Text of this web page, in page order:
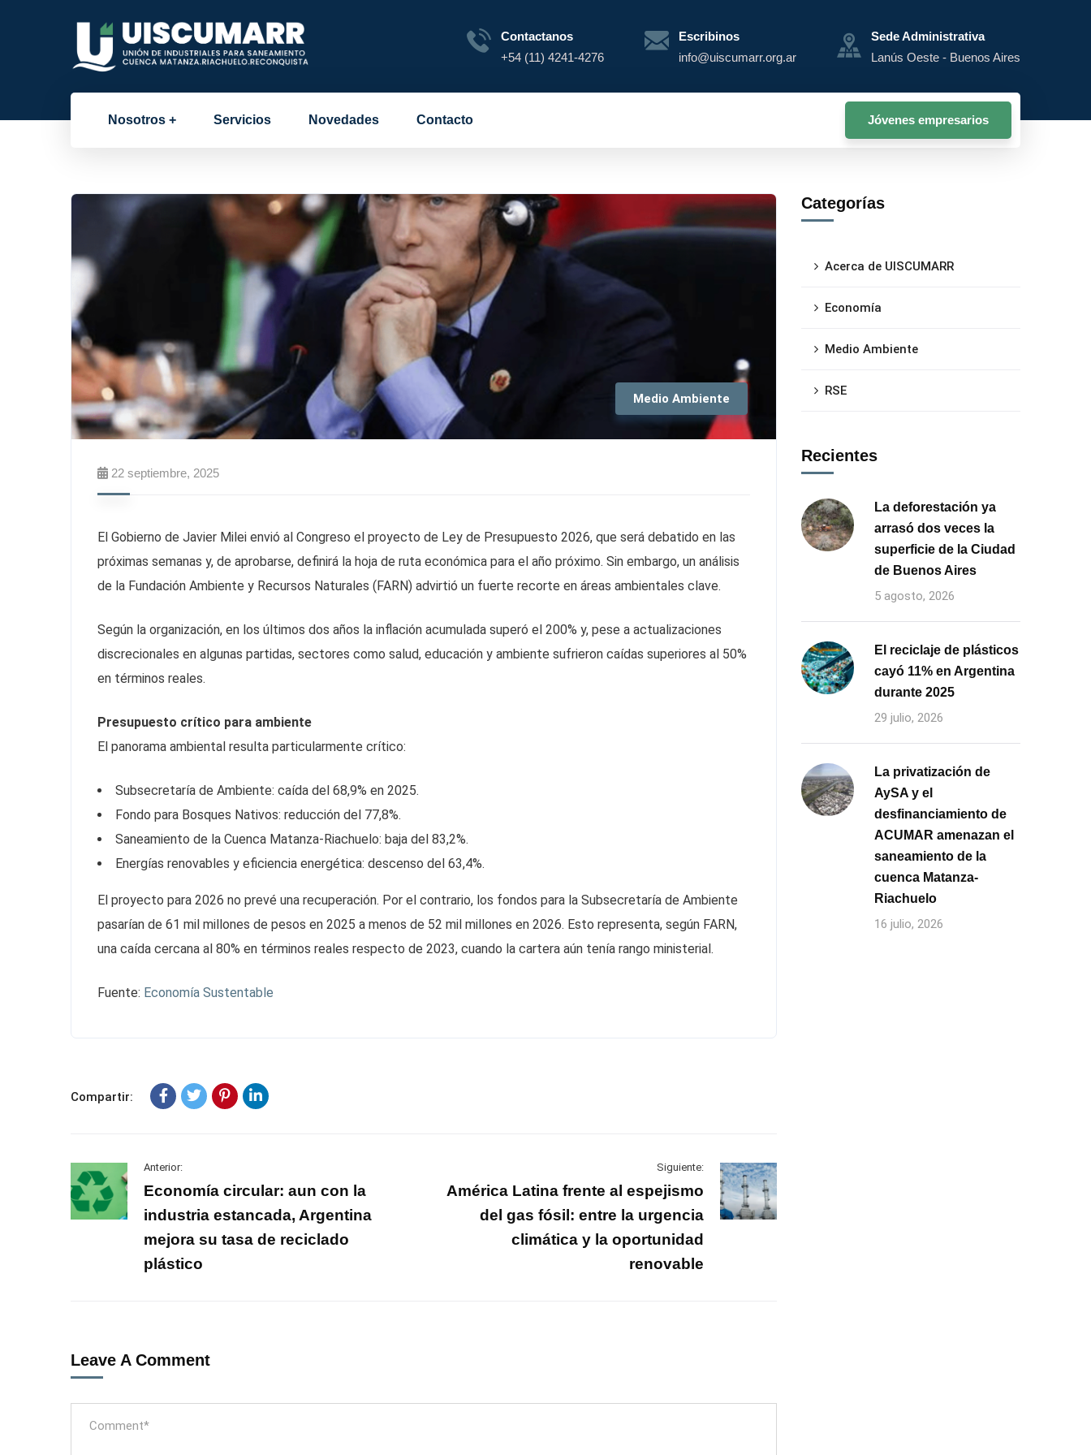
Contactanos
+54 (11) 4241-4276
Escribinos
info@uiscumarr.org.ar
Sede Administrativa
Lanús Oeste - Buenos Aires
Nosotros Servicios Novedades Contacto Jóvenes empresarios
Medio Ambiente
22 septiembre, 2025
El Gobierno de Javier Milei envió al Congreso el proyecto de Ley de Presupuesto 2026, que será debatido en las
próximas semanas y, de aprobarse, definirá la hoja de ruta económica para el año próximo. Sin embargo, un análisis
de la Fundación Ambiente y Recursos Naturales (FARN) advirtió un fuerte recorte en áreas ambientales clave.
Según la organización, en los últimos dos años la inflación acumulada superó el 200% y, pese a actualizaciones
discrecionales en algunas partidas, sectores como salud, educación y ambiente sufrieron caídas superiores al 50%
en términos reales.
Presupuesto crítico para ambiente
El panorama ambiental resulta particularmente crítico:
Subsecretaría de Ambiente: caída del 68,9% en 2025.
Fondo para Bosques Nativos: reducción del 77,8%.
Saneamiento de la Cuenca Matanza-Riachuelo: baja del 83,2%.
Energías renovables y eficiencia energética: descenso del 63,4%.
El proyecto para 2026 no prevé una recuperación. Por el contrario, los fondos para la Subsecretaría de Ambiente
pasarían de 61 mil millones de pesos en 2025 a menos de 52 mil millones en 2026. Esto representa, según FARN,
una caída cercana al 80% en términos reales respecto de 2023, cuando la cartera aún tenía rango ministerial.
Fuente: Economía Sustentable
Compartir:
Anterior:
Economía circular: aun con la
industria estancada, Argentina
mejora su tasa de reciclado
plástico
Siguiente:
América Latina frente al espejismo
del gas fósil: entre la urgencia
climática y la oportunidad
renovable
Leave A Comment
Categorías
Acerca de UISCUMARR
Economía
Medio Ambiente
RSE
Recientes
La deforestación ya
arrasó dos veces la
superficie de la Ciudad
de Buenos Aires
5 agosto, 2026
El reciclaje de plásticos
cayó 11% en Argentina
durante 2025
29 julio, 2026
La privatización de
AySA y el
desfinanciamiento de
ACUMAR amenazan el
saneamiento de la
cuenca Matanza-
Riachuelo
16 julio, 2026